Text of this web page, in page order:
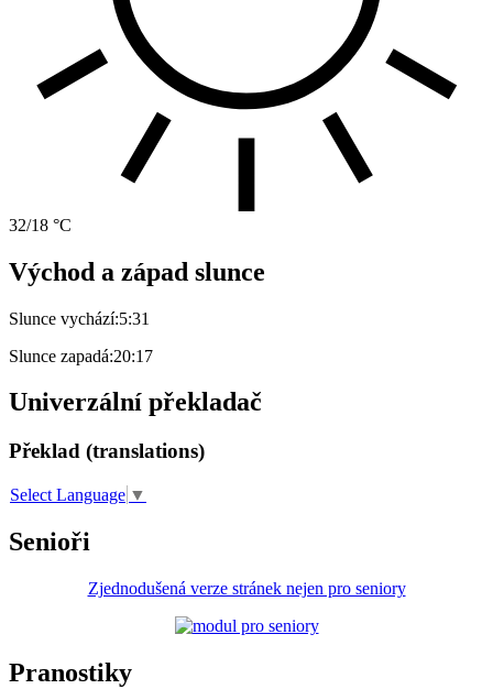
32/18 °C
Východ a západ slunce
Slunce vychází:5:31
Slunce zapadá:20:17
Univerzální překladač
Překlad (translations)
Select Language ▼
Senioři
Zjednodušená verze stránek nejen pro seniory
Pranostiky